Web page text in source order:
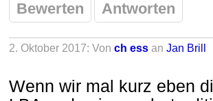
Bewerten Antworten
2. Oktober 2017: Von ch ess an Jan Brill
Wenn wir mal kurz eben